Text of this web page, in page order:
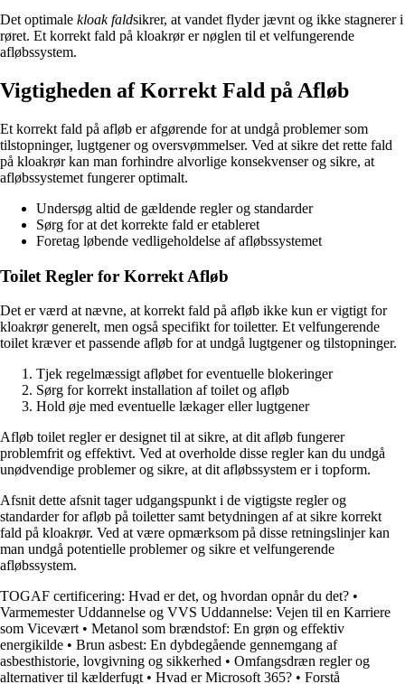
Det optimale kloak faldsikrer, at vandet flyder jævnt og ikke stagnerer i
røret. Et korrekt fald på kloakrør er nøglen til et velfungerende
afløbssystem.
Vigtigheden af Korrekt Fald på Afløb
Et korrekt fald på afløb er afgørende for at undgå problemer som
tilstopninger, lugtgener og oversvømmelser. Ved at sikre det rette fald
på kloakrør kan man forhindre alvorlige konsekvenser og sikre, at
afløbssystemet fungerer optimalt.
Undersøg altid de gældende regler og standarder
Sørg for at det korrekte fald er etableret
Foretag løbende vedligeholdelse af afløbssystemet
Toilet Regler for Korrekt Afløb
Det er værd at nævne, at korrekt fald på afløb ikke kun er vigtigt for
kloakrør generelt, men også specifikt for toiletter. Et velfungerende
toilet kræver et passende afløb for at undgå lugtgener og tilstopninger.
Tjek regelmæssigt afløbet for eventuelle blokeringer
Sørg for korrekt installation af toilet og afløb
Hold øje med eventuelle lækager eller lugtgener
Afløb toilet regler er designet til at sikre, at dit afløb fungerer
problemfrit og effektivt. Ved at overholde disse regler kan du undgå
unødvendige problemer og sikre, at dit afløbssystem er i topform.
Afsnit dette afsnit tager udgangspunkt i de vigtigste regler og
standarder for afløb på toiletter samt betydningen af at sikre korrekt
fald på kloakrør. Ved at være opmærksom på disse retningslinjer kan
man undgå potentielle problemer og sikre et velfungerende
afløbssystem.
TOGAF certificering: Hvad er det, og hvordan opnår du det? •
Varmemester Uddannelse og VVS Uddannelse: Vejen til en Karriere
som Vicevært • Metanol som brændstof: En grøn og effektiv
energikilde • Brun asbest: En dybdegående gennemgang af
asbesthistorie, lovgivning og sikkerhed • Omfangsdræn regler og
alternativer til kælderfugt • Hvad er Microsoft 365? • Forstå